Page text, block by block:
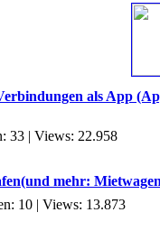
als App
33 | Views: 22.958
mehr:
10 | Views: 13.873